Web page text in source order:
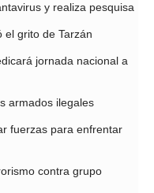
y realiza pesquisa
el grito de Tarzán
jornada nacional a
armados ilegales
fuerzas para enfrentar
contra grupo